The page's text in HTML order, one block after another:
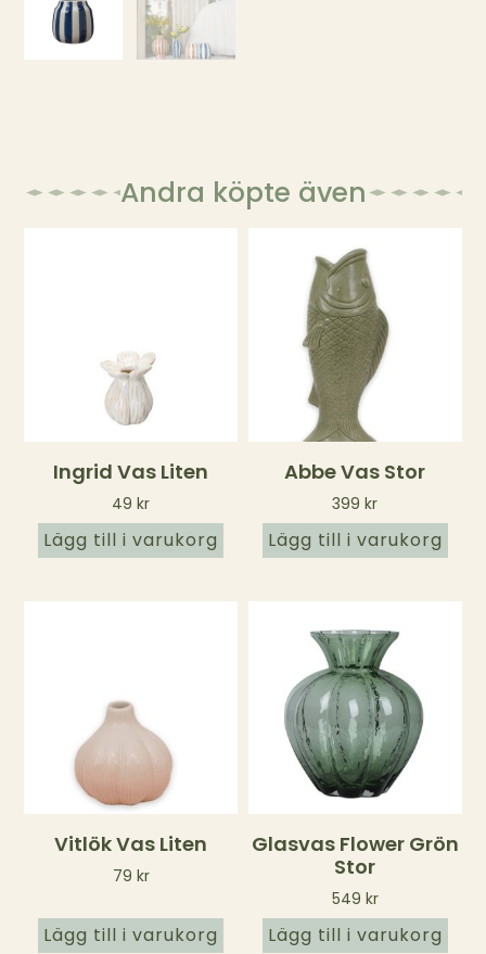
Andra köpte även
Ingrid Vas Liten
49kr
Lägg till i varukorg
Abbe Vas Stor
399kr
Lägg till i varukorg
Vitlök Vas Liten
79 kr
Lägg till i varukorg
Glasvas Flower Grön
Stor
549 kr
Lägg till i varukorg